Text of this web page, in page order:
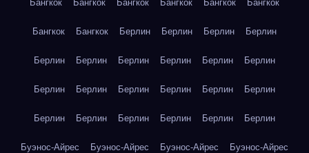
Бангкок Бангкок Бангкок Бангкок Бангкок Бангкок
Бангкок Бангкок Берлин Берлин Берлин Берлин
Берлин Берлин Берлин Берлин Берлин Берлин
Берлин Берлин Берлин Берлин Берлин Берлин
Берлин Берлин Берлин Берлин Берлин Берлин
Буэнос-Айрес Буэнос-Айрес Буэнос-Айрес Буэнос-Айрес